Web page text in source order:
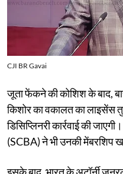
CJI BR Gavai
जूता फेंकने की कोशिश के बाद,
किशोर का वकालत का लाइसेंस
डिसिप्लिनरी कार्रवाई की
(SCBA) ने भी उनकी मेंबरशिप